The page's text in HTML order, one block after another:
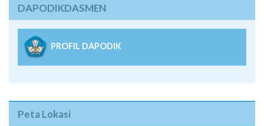
DAPODIKDASMEN
PROFIL DAPODIK
Peta Lokasi